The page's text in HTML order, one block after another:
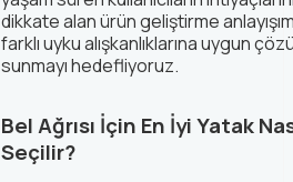
dikkate alan ürün geliştirme
farklı uyku alışkanlıklarına uygun
sunmayı hedefliyoruz.
Bel Ağrısı İçin En İyi Yatak
Seçilir?